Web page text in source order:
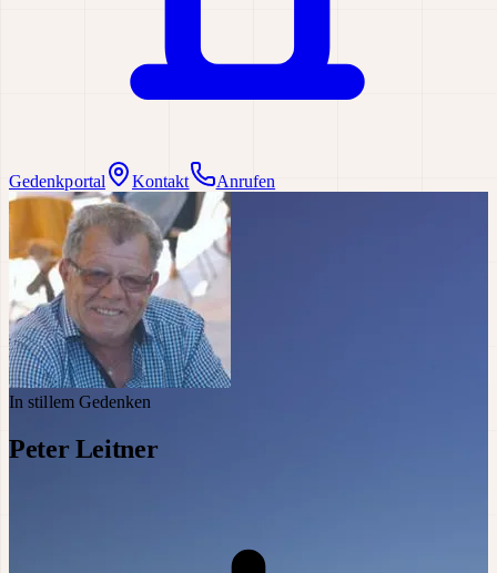
Gedenkportal Kontakt Anrufen
In stillem Gedenken
Peter Leitner